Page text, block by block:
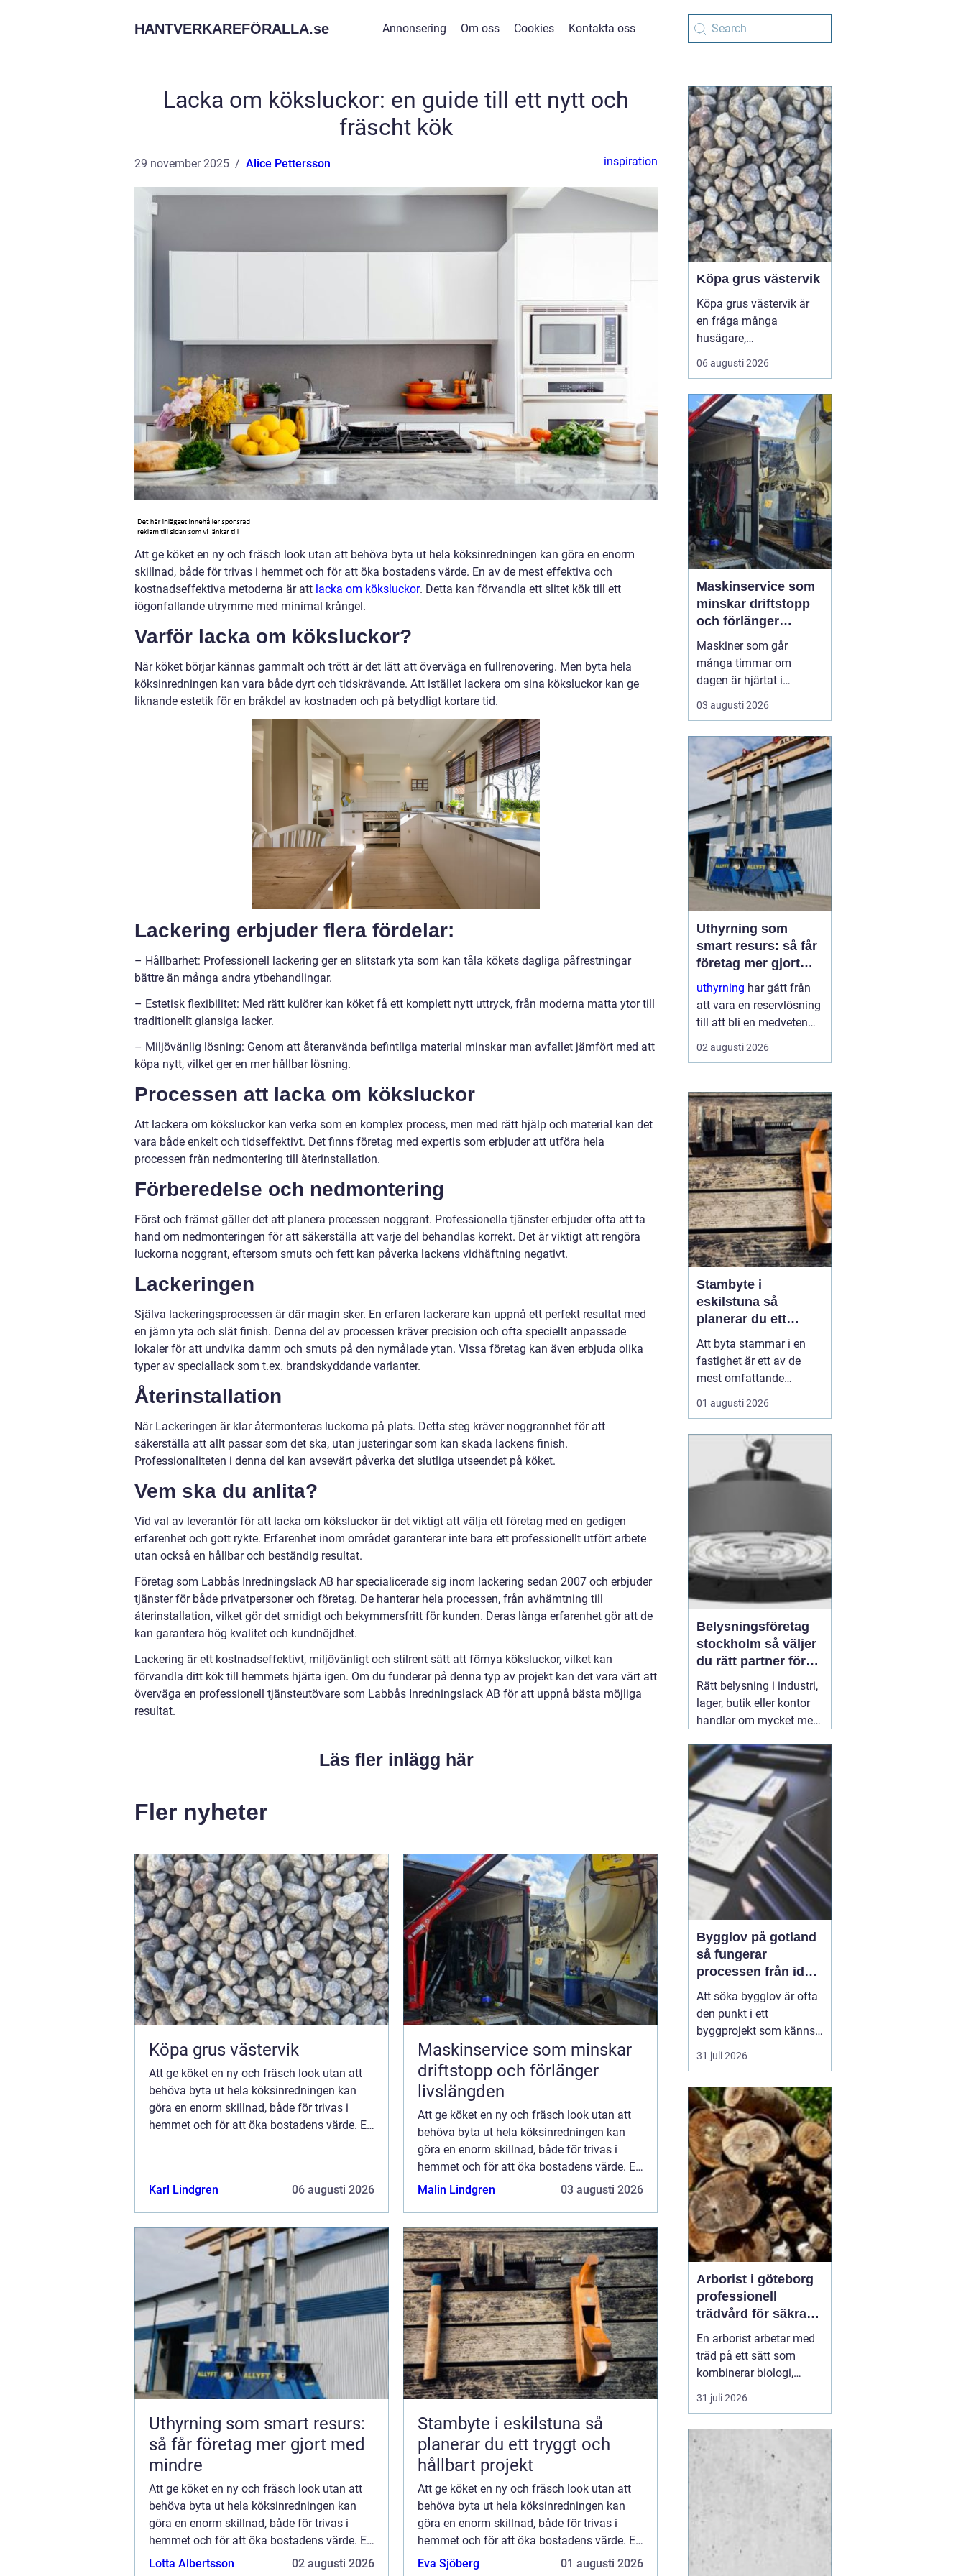
HANTVERKAREFÖRALLA.se Annonsering Om oss Cookies Kontakta oss
Lacka om köksluckor: en guide till ett nytt och
fräscht kök
29 november 2025 Alice Pettersson inspiration
Att ge köket en ny och fräsch look utan att behöva byta ut hela köksinredningen kan göra en enorm
skillnad, både för trivas i hemmet och för att öka bostadens värde. En av de mest effektiva och
kostnadseffektiva metoderna är att lacka om köksluckor. Detta kan förvandla ett slitet kök till ett
iögonfallande utrymme med minimal krångel.
Varför lacka om köksluckor?
När köket börjar kännas gammalt och trött är det lätt att överväga en fullrenovering. Men byta hela
köksinredningen kan vara både dyrt och tidskrävande. Att istället lackera om sina köksluckor kan ge
liknande estetik för en bråkdel av kostnaden och på betydligt kortare tid.
Lackering erbjuder flera fördelar:
– Hållbarhet: Professionell lackering ger en slitstark yta som kan tåla kökets dagliga påfrestningar
bättre än många andra ytbehandlingar.
– Estetisk flexibilitet: Med rätt kulörer kan köket få ett komplett nytt uttryck, från moderna matta ytor till
traditionellt glansiga lacker.
– Miljövänlig lösning: Genom att återanvända befintliga material minskar man avfallet jämfört med att
köpa nytt, vilket ger en mer hållbar lösning.
Processen att lacka om köksluckor
Att lackera om köksluckor kan verka som en komplex process, men med rätt hjälp och material kan det
vara både enkelt och tidseffektivt. Det finns företag med expertis som erbjuder att utföra hela
processen från nedmontering till återinstallation.
Förberedelse och nedmontering
Först och främst gäller det att planera processen noggrant. Professionella tjänster erbjuder ofta att ta
hand om nedmonteringen för att säkerställa att varje del behandlas korrekt. Det är viktigt att rengöra
luckorna noggrant, eftersom smuts och fett kan påverka lackens vidhäftning negativt.
Lackeringen
Själva lackeringsprocessen är där magin sker. En erfaren lackerare kan uppnå ett perfekt resultat med
en jämn yta och slät finish. Denna del av processen kräver precision och ofta speciellt anpassade
lokaler för att undvika damm och smuts på den nymålade ytan. Vissa företag kan även erbjuda olika
typer av speciallack som t.ex. brandskyddande varianter.
Återinstallation
När Lackeringen är klar återmonteras luckorna på plats. Detta steg kräver noggrannhet för att
säkerställa att allt passar som det ska, utan justeringar som kan skada lackens finish.
Professionaliteten i denna del kan avsevärt påverka det slutliga utseendet på köket.
Vem ska du anlita?
Vid val av leverantör för att lacka om köksluckor är det viktigt att välja ett företag med en gedigen
erfarenhet och gott rykte. Erfarenhet inom området garanterar inte bara ett professionellt utfört arbete
utan också en hållbar och beständig resultat.
Företag som Labbås Inredningslack AB har specialicerade sig inom lackering sedan 2007 och erbjuder
tjänster för både privatpersoner och företag. De hanterar hela processen, från avhämtning till
återinstallation, vilket gör det smidigt och bekymmersfritt för kunden. Deras långa erfarenhet gör att de
kan garantera hög kvalitet och kundnöjdhet.
Lackering är ett kostnadseffektivt, miljövänligt och stilrent sätt att förnya köksluckor, vilket kan
förvandla ditt kök till hemmets hjärta igen. Om du funderar på denna typ av projekt kan det vara värt att
överväga en professionell tjänsteutövare som Labbås Inredningslack AB för att uppnå bästa möjliga
resultat.
Läs fler inlägg här
Fler nyheter
Köpa grus västervik
Att ge köket en ny och fräsch look utan att
behöva byta ut hela köksinredningen kan
göra en enorm skillnad, både för trivas i
hemmet och för att öka bostadens värde. En
Karl Lindgren 06 augusti 2026
Maskinservice som minskar
driftstopp och förlänger
livslängden
Att ge köket en ny och fräsch look utan att
behöva byta ut hela köksinredningen kan
göra en enorm skillnad, både för trivas i
hemmet och för att öka bostadens värde. En
av de mest effektiva och kostn...
Malin Lindgren 03 augusti 2026
Uthyrning som smart resurs:
så får företag mer gjort med
mindre
Att ge köket en ny och fräsch look utan att
behöva byta ut hela köksinredningen kan
göra en enorm skillnad, både för trivas i
hemmet och för att öka bostadens värde. En
av de mest effektiva och kostn...
Lotta Albertsson 02 augusti 2026
Stambyte i eskilstuna så
planerar du ett tryggt och
hållbart projekt
Att ge köket en ny och fräsch look utan att
behöva byta ut hela köksinredningen kan
göra en enorm skillnad, både för trivas i
hemmet och för att öka bostadens värde. En
av de mest effektiva och kostn...
Eva Sjöberg 01 augusti 2026
Köpa grus västervik
Köpa grus västervik är
en fråga många
husägare,
markentreprenörer och
fritidshusägare i
när nya projekt ska i
gång. Rätt sorts grus gör
skillnad för allt från en
enkel trädgårdsgång till
en tungt trafikerad
uppfart eller en s...
06 augusti 2026
Maskinservice som
minskar driftstopp
och förlänger
livslängden
Maskiner som går
många timmar om
dagen är hjärtat i
entreprenad, skog och
lantbruk. När de stannar,
genomtänkt
maskinservice intebara
en kostnad, utan ett sätt
a...
03 augusti 2026
Uthyrning som
smart resurs: så får
företag mer gjort
med mindre
uthyrning har gått från
att vara en reservlösning
till att bli en medveten
strategi för många
företag. I stället för att
utrustning väljer allt fler
att hyra. Det frigör både
pengar o...
02 augusti 2026
Stambyte i
eskilstuna så
planerar du ett
tryggt och hållbart
projekt
Att byta stammar i en
fastighet är ett av de
mest omfattande
ingreppen som kan
göras i ett hus.
nödvändig åtgärd för att
undvika vattenskador,
fuktproblem och
bostadsrättsföreningar,
fastighetsäga...
01 augusti 2026
Belysningsföretag
stockholm så väljer
du rätt partner för
professionell
ljussättning
Rätt belysning i industri,
lager, butik eller kontor
handlar om mycket mer
Ljuset påverkar säkerhet,
energikostnader,
produktivitet och hur en
lokal upplevs varje dag.
När företag i Stockholm
letar
31 juli 2026
Bygglov på gotland
så fungerar
processen från idé
till godkänt beslut
Att söka bygglov är ofta
den punkt i ett
byggprojekt som känns
mest osäker. Frågorna
hopar sig: vilka
länge tar det, vad säger
detaljplanen och hur
påverkas tidsplanen? På
Gotland tillkommer
dessutom särskilda
hänsyn, som kultur...
31 juli 2026
Arborist i göteborg
professionell
trädvård för säkra
och friska träd
En arborist arbetar med
träd på ett sätt som
kombinerar biologi,
säkerhet och hantverk. I
en stad som Göteborg,
med tät bebyggelse,
krävs genomtänkt
trädvård för att både
människor och träd ska
må bra. Många
fastighetsägare, bos...
31 juli 2026